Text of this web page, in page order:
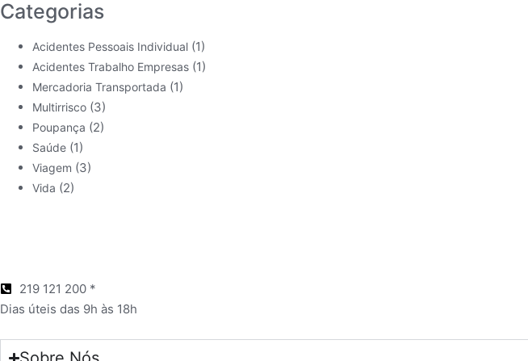
Categorias
Acidentes Pessoais Individual (1)
Acidentes Trabalho Empresas (1)
Mercadoria Transportada (1)
Multirrisco (3)
Poupança (2)
Saúde (1)
Viagem (3)
Vida (2)
219 121 200 *
Dias úteis das 9h às 18h